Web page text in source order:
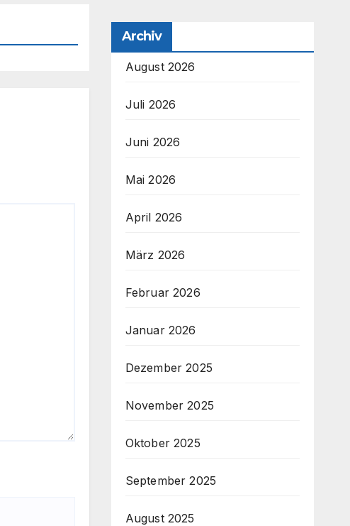
Archiv
August 2026
Juli 2026
Juni 2026
Mai 2026
April 2026
März 2026
Februar 2026
Januar 2026
Dezember 2025
November 2025
Oktober 2025
September 2025
August 2025